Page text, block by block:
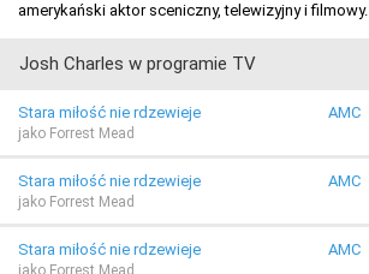
amerykański aktor sceniczny, telewizyjny i filmowy.
Josh Charles w programie TV
Stara miłość nie rdzewieje
jako Forrest Mead
AMC
Stara miłość nie rdzewieje
jako Forrest Mead
AMC
Stara miłość nie rdzewieje
jako Forrest Mead
AMC